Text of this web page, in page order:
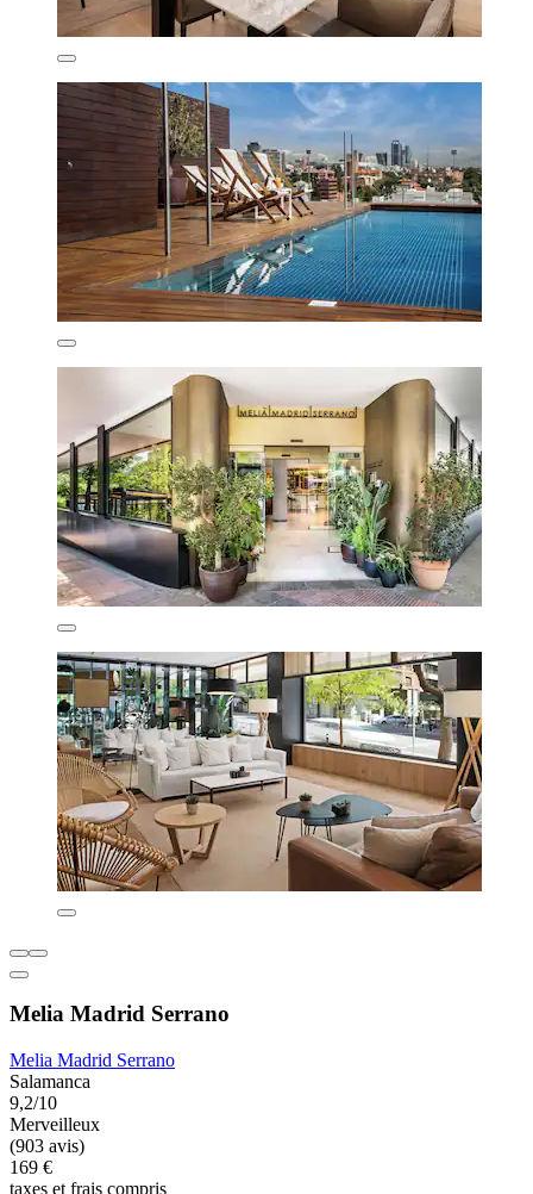
Melia Madrid Serrano
Melia Madrid Serrano
Salamanca
9,2/10
Merveilleux
(903 avis)
169 €
taxes et frais compris